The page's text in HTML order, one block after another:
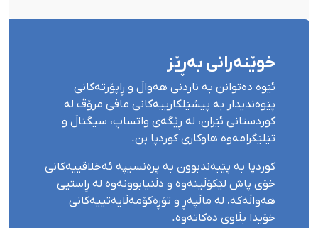
خوێنەرانی بەڕێز
ئێوە دەتوانن بە ناردنی هەواڵ و ڕاپۆرتەکانی
پێوەندیدار بە پیشێلکارییەکانی مافی مرۆڤ لە
کوردستانی ئێران، لە ڕێگەی واتساپ، سیگناڵ و
تێلێگرامەوە هاوکاری کوردپا بن.
کوردپا بە پێبەندبوون بە پرەنسیپە ئەخلاقییەکانی
خۆی پاش لێکۆڵینەوە و دڵنیابوونەوە لە ڕاستیی
هەواڵەکە، لە ماڵپەڕ و تۆڕەکۆمەڵایەتییەکانی
خۆیدا بڵاوی دەکاتەوە.